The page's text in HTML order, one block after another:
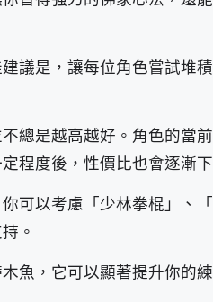
議是，讓每位角色嘗試堆
總是越高越好。角色的當
程度後，性價比也會逐漸
可以考慮「少林拳棍」、
。
魚，它可以顯著提升你的